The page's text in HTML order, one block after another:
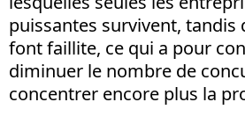
puissantes survivent, tandis
font faillite, ce qui a pour
diminuer le nombre de
concentrer encore plus la